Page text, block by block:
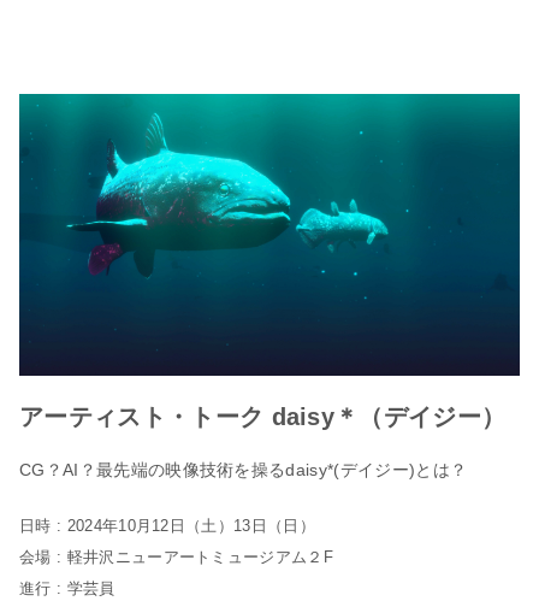
アーティスト・トーク daisy＊（デイジー）
CG？AI？最先端の映像技術を操るdaisy*(デイジー)とは？
日時 : 2024年10月12日（土）13日（日）
会場 : 軽井沢ニューアートミュージアム２F
進行 : 学芸員